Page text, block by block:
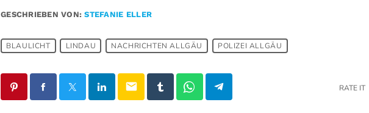
GESCHRIEBEN VON:STEFANIE ELLER
BLAULICHT LINDAU NACHRICHTEN ALLGÄU POLIZEI ALLGÄU
email RATE IT